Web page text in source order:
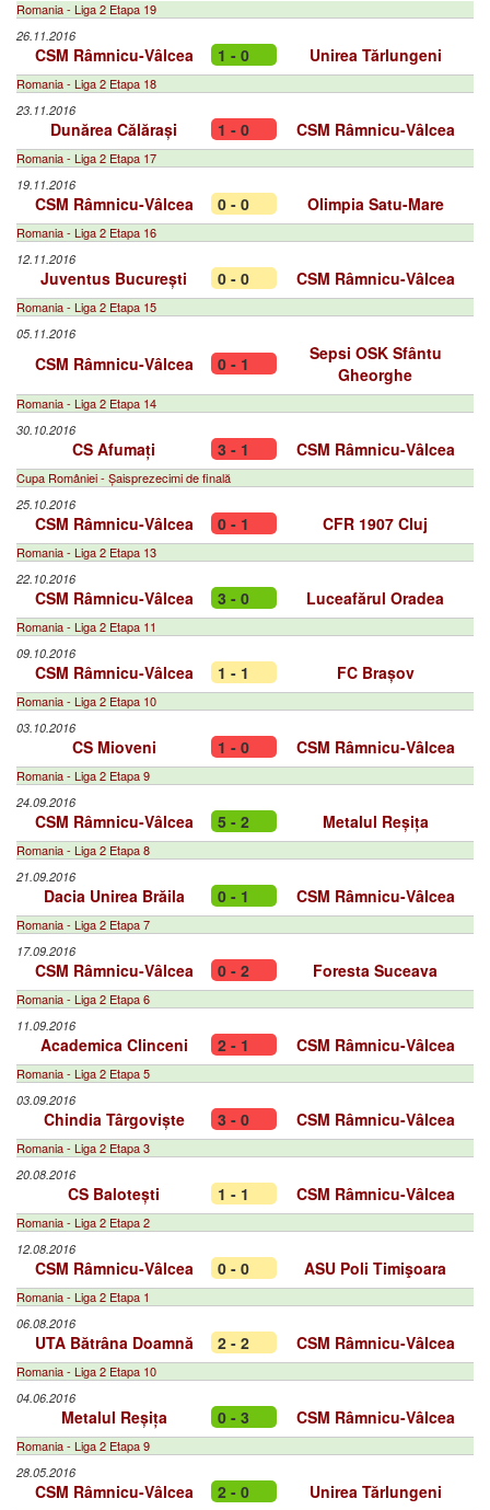
Romania - Liga 2 Etapa 19
26.11.2016
CSM Râmnicu-Vâlcea 1 - 0 Unirea Tărlungeni
Romania - Liga 2 Etapa 18
23.11.2016
Dunărea Călărași 1 - 0 CSM Râmnicu-Vâlcea
Romania - Liga 2 Etapa 17
19.11.2016
CSM Râmnicu-Vâlcea 0 - 0 Olimpia Satu-Mare
Romania - Liga 2 Etapa 16
12.11.2016
Juventus București 0 - 0 CSM Râmnicu-Vâlcea
Romania - Liga 2 Etapa 15
05.11.2016
CSM Râmnicu-Vâlcea 0 - 1
Sepsi OSK Sfântu
Gheorghe
Romania - Liga 2 Etapa 14
30.10.2016
CS Afumați 3 - 1 CSM Râmnicu-Vâlcea
Cupa României - Șaisprezecimi de finală
25.10.2016
CSM Râmnicu-Vâlcea 0 - 1 CFR 1907 Cluj
Romania - Liga 2 Etapa 13
22.10.2016
CSM Râmnicu-Vâlcea 3 - 0 Luceafărul Oradea
Romania - Liga 2 Etapa 11
09.10.2016
CSM Râmnicu-Vâlcea 1 - 1 FC Brașov
Romania - Liga 2 Etapa 10
03.10.2016
CS Mioveni 1 - 0 CSM Râmnicu-Vâlcea
Romania - Liga 2 Etapa 9
24.09.2016
CSM Râmnicu-Vâlcea 5 - 2 Metalul Reșița
Romania - Liga 2 Etapa 8
21.09.2016
Dacia Unirea Brăila 0 - 1 CSM Râmnicu-Vâlcea
Romania - Liga 2 Etapa 7
17.09.2016
CSM Râmnicu-Vâlcea 0 - 2 Foresta Suceava
Romania - Liga 2 Etapa 6
11.09.2016
Academica Clinceni 2 - 1 CSM Râmnicu-Vâlcea
Romania - Liga 2 Etapa 5
03.09.2016
Chindia Târgoviște 3 - 0 CSM Râmnicu-Vâlcea
Romania - Liga 2 Etapa 3
20.08.2016
CS Balotești 1 - 1 CSM Râmnicu-Vâlcea
Romania - Liga 2 Etapa 2
12.08.2016
CSM Râmnicu-Vâlcea 0 - 0 ASU Poli Timişoara
Romania - Liga 2 Etapa 1
06.08.2016
UTA Bătrâna Doamnă 2 - 2 CSM Râmnicu-Vâlcea
Romania - Liga 2 Etapa 10
04.06.2016
Metalul Reșița 0 - 3 CSM Râmnicu-Vâlcea
Romania - Liga 2 Etapa 9
28.05.2016
CSM Râmnicu-Vâlcea 2 - 0 Unirea Tărlungeni